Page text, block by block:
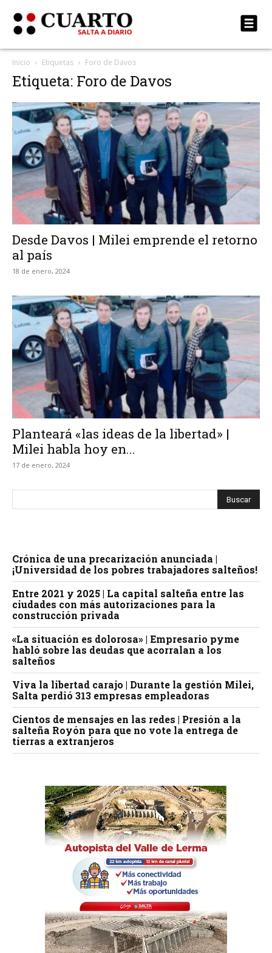
Inicio Etiquetas Foro de Davos
Etiqueta: Foro de Davos
Desde Davos | Milei emprende el retorno
al país
18 de enero, 2024
Planteará «las ideas de la libertad» |
Milei habla hoy en...
17 de enero, 2024
Crónica de una precarización anunciada |
¡Universidad de los pobres trabajadores salteños!
Entre 2021 y 2025 | La capital salteña entre las
ciudades con más autorizaciones para la
construcción privada
«La situación es dolorosa» | Empresario pyme
habló sobre las deudas que acorralan a los
salteños
Viva la libertad carajo | Durante la gestión Milei,
Salta perdió 313 empresas empleadoras
Cientos de mensajes en las redes | Presión a la
salteña Royón para que no vote la entrega de
tierras a extranjeros